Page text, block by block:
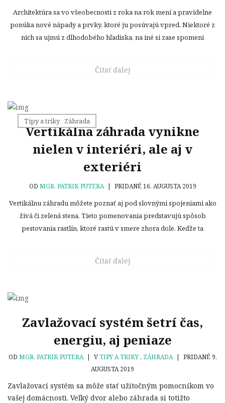
Architektúra sa vo všeobecnosti z roka na rok mení a pravidelne
ponúka nové nápady a prvky, ktoré ju posúvajú vpred. Niektoré z
nich sa ujmú z dlhodobého hľadiska, na iné si zase spomeni
Čítať ďalej
Tipy a triky, Záhrada
Vertikálna záhrada vynikne
nielen v interiéri, ale aj v
exteriéri
OD MGR. PATRIK PUTERA | PRIDANÉ 16. AUGUSTA 2019
Vertikálnu záhradu môžete poznať aj pod slovnými spojeniami ako
živá či zelená stena. Tieto pomenovania predstavujú spôsob
pestovania rastlín, ktoré rastú v smere zhora dole. Keďže ta
Čítať ďalej
Zavlažovací systém šetrí čas,
energiu, aj peniaze
OD MGR. PATRIK PUTERA | VTIPY A TRIKY, ZÁHRADA | PRIDANÉ 9.
AUGUSTA 2019
Zavlažovací systém sa môže stať užitočným pomocníkom vo
vašej domácnosti. Veľký dvor alebo záhrada si totižto